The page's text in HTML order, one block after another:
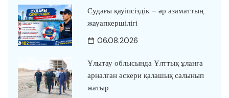
Судағы қауіпсіздік – әр азаматтың
жауапкершілігі
06.08.2026
Ұлытау облысында Ұлттық ұланға
арналған әскери қалашық салынып
жатыр